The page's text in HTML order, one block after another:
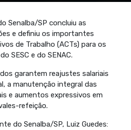
Senalba/SP concluiu as
e definiu os importantes
de Trabalho (ACTs) para os
SESC e do SENAC.
garantem reajustes salariais
a manutenção integral das
e aumentos expressivos em
refeição.
do Senalba/SP, Luiz Guedes: